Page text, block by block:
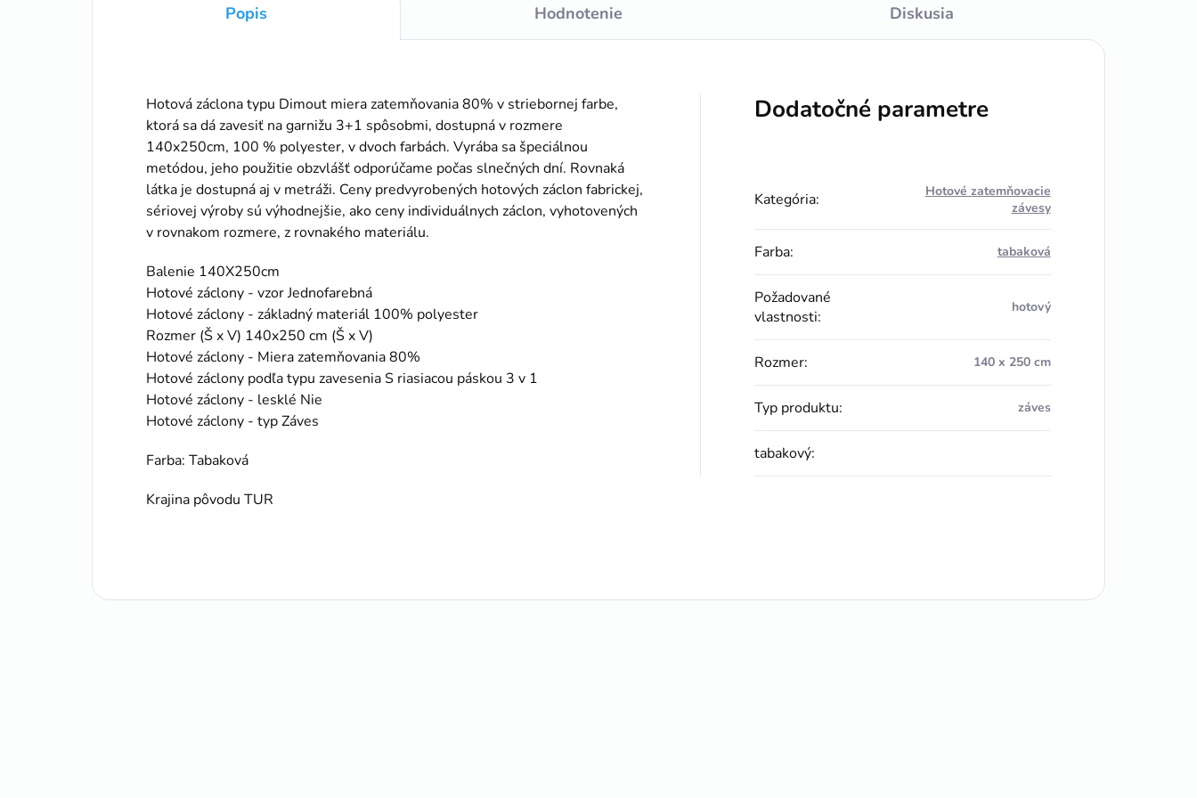
Popis Hodnotenie Diskusia
Hotová záclona typu Dimout miera zatemňovania 80% v striebornej farbe,
ktorá sa dá zavesiť na garnižu 3+1 spôsobmi, dostupná v rozmere
140x250cm, 100 % polyester, v dvoch farbách. Vyrába sa špeciálnou
metódou, jeho použitie obzvlášť odporúčame počas slnečných dní. Rovnaká
látka je dostupná aj v metráži. Ceny predvyrobených hotových záclon fabrickej,
sériovej výroby sú výhodnejšie, ako ceny individuálnych záclon, vyhotovených
v rovnakom rozmere, z rovnakého materiálu.
Balenie 140X250cm
Hotové záclony - vzor Jednofarebná
Hotové záclony - základný materiál 100% polyester
Rozmer (Š x V) 140x250 cm (Š x V)
Hotové záclony - Miera zatemňovania 80%
Hotové záclony podľa typu zavesenia S riasiacou páskou 3 v 1
Hotové záclony - lesklé Nie
Hotové záclony - typ Záves
Farba: Tabaková
Krajina pôvodu TUR
Dodatočné parametre
Kategória:
Hotové zatemňovacie
závesy
Farba: tabaková
Požadované
vlastnosti:
hotový
Rozmer: 140 x 250 cm
Typ produktu: záves
tabakový: